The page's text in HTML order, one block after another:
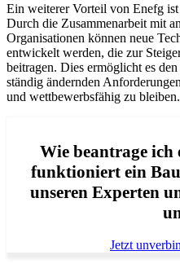
Ein weiterer Vorteil von Enefg
Durch die Zusammenarbeit mit
Organisationen können neue
entwickelt werden, die zur
beitragen. Dies ermöglicht es
ständig ändernden
und wettbewerbsfähig zu bleiben.
Wie beantrage
funktioniert ein
unseren Experten
Jetzt